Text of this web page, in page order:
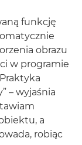
funkcję
obrazu
w programie
– wyjaśnia
a
robiąc